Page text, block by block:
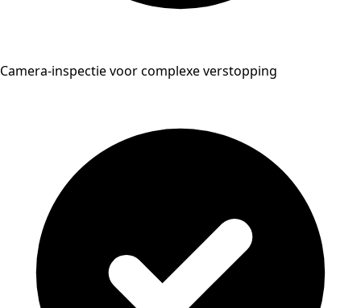
Camera-inspectie voor complexe verstopping